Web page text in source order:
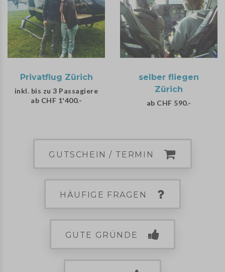
Privatflug Zürich
inkl. bis zu 3 Passagiere
ab CHF 1'400.-
selber fliegen
Zürich
ab CHF 590.-
GUTSCHEIN / TERMIN
HÄUFIGE FRAGEN
GUTE GRÜNDE